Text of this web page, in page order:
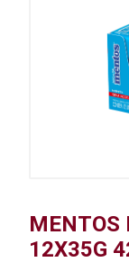
MENTOS
12X35G